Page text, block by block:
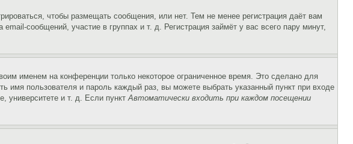
чтобы размещать сообщения, или нет. Тем не менее регистрация даёт вам
сообщений, участие в группах и т. д. Регистрация займёт у вас всего пару минут,
именем на конференции только некоторое ограниченное время. Это сделано для
имя пользователя и пароль каждый раз, вы можете выбрать указанный пункт при входе
университете и т. д. Если пунктАвтоматически входить при каждом посещении